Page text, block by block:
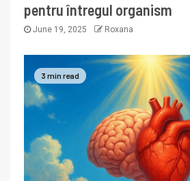
pentru întregul organism
June 19, 2025 Roxana
3 min read